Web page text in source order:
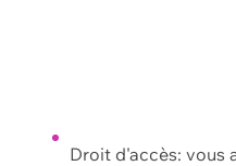
Droit d'accès: vous